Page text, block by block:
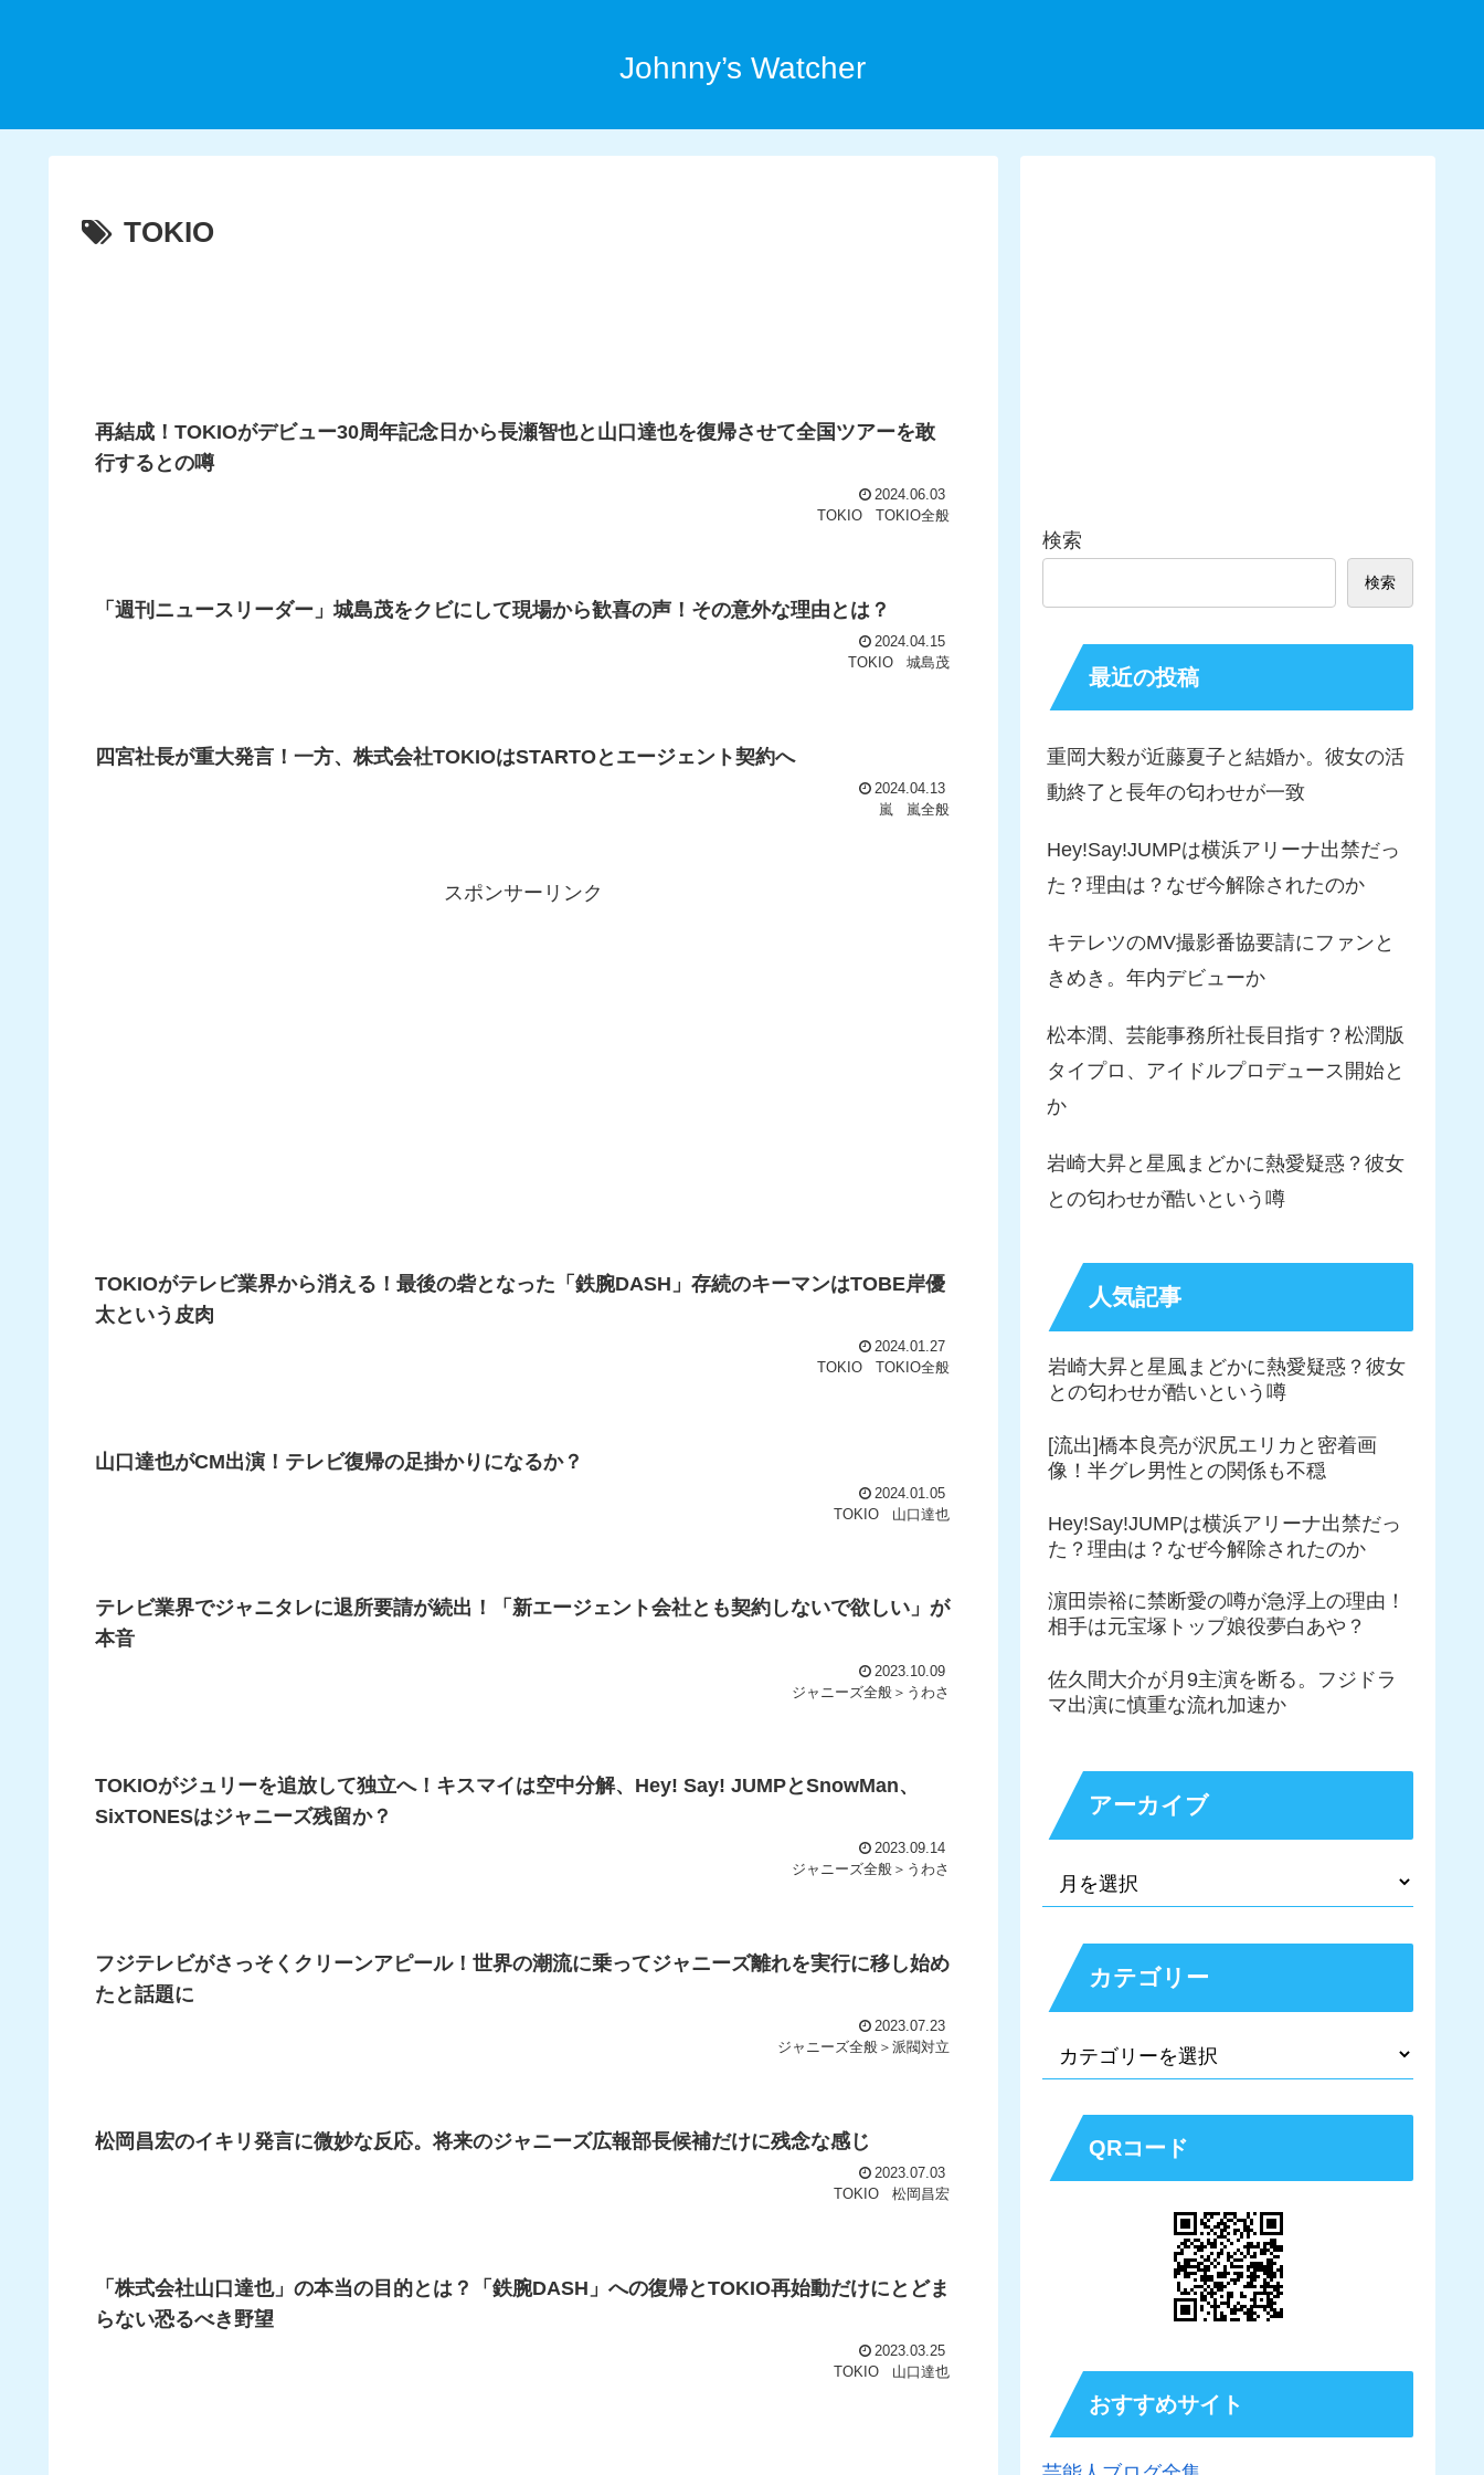
Johnny’s Watcher
TOKIO
再結成！TOKIOがデビュー30周年記念日から長瀬智也と山口達也を復帰させて全国ツアーを敢
行するとの噂
2024.06.03
TOKIO
TOKIO全般
「週刊ニュースリーダー」城島茂をクビにして現場から歓喜の声！その意外な理由とは？
2024.04.15
TOKIO
城島茂
四宮社長が重大発言！一方、株式会社TOKIOはSTARTOとエージェント契約へ
2024.04.13
嵐
嵐全般
スポンサーリンク
TOKIOがテレビ業界から消える！最後の砦となった「鉄腕DASH」存続のキーマンはTOBE岸優
太という皮肉
2024.01.27
TOKIO
TOKIO全般
山口達也がCM出演！テレビ復帰の足掛かりになるか？
2024.01.05
TOKIO
山口達也
テレビ業界でジャニタレに退所要請が続出！「新エージェント会社とも契約しないで欲しい」が
本音
2023.10.09
ジャニーズ全般＞うわさ
TOKIOがジュリーを追放して独立へ！キスマイは空中分解、Hey! Say! JUMPとSnowMan、
SixTONESはジャニーズ残留か？
2023.09.14
ジャニーズ全般＞うわさ
フジテレビがさっそくクリーンアピール！世界の潮流に乗ってジャニーズ離れを実行に移し始め
たと話題に
2023.07.23
ジャニーズ全般＞派閥対立
松岡昌宏のイキリ発言に微妙な反応。将来のジャニーズ広報部長候補だけに残念な感じ
2023.07.03
TOKIO
松岡昌宏
「株式会社山口達也」の本当の目的とは？「鉄腕DASH」への復帰とTOKIO再始動だけにとどま
らない恐るべき野望
2023.03.25
TOKIO
山口達也
検索
検索
最近の投稿
重岡大毅が近藤夏子と結婚か。彼女の活
動終了と長年の匂わせが一致
Hey!Say!JUMPは横浜アリーナ出禁だっ
た？理由は？なぜ今解除されたのか
キテレツのMV撮影番協要請にファンと
きめき。年内デビューか
松本潤、芸能事務所社長目指す？松潤版
タイプロ、アイドルプロデュース開始と
か
岩崎大昇と星風まどかに熱愛疑惑？彼女
との匂わせが酷いという噂
人気記事
岩崎大昇と星風まどかに熱愛疑惑？彼女
との匂わせが酷いという噂
[流出]橋本良亮が沢尻エリカと密着画
像！半グレ男性との関係も不穏
Hey!Say!JUMPは横浜アリーナ出禁だっ
た？理由は？なぜ今解除されたのか
濵田崇裕に禁断愛の噂が急浮上の理由！
相手は元宝塚トップ娘役夢白あや？
佐久間大介が月9主演を断る。フジドラ
マ出演に慎重な流れ加速か
アーカイブ
カテゴリー
QRコード
おすすめサイト